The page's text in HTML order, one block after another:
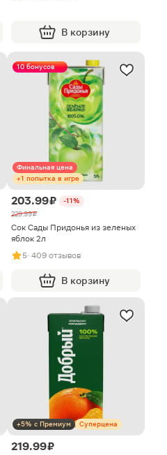
В корзину
10 бонусов
Финальная цена
+1 попытка в игре
203.99 ₽
-11%
229.99 ₽
Сок Сады Придонья из зеленых
яблок 2л
5· 409 отзывов
В корзину
+5% с Премиум Суперцена
219.99 ₽